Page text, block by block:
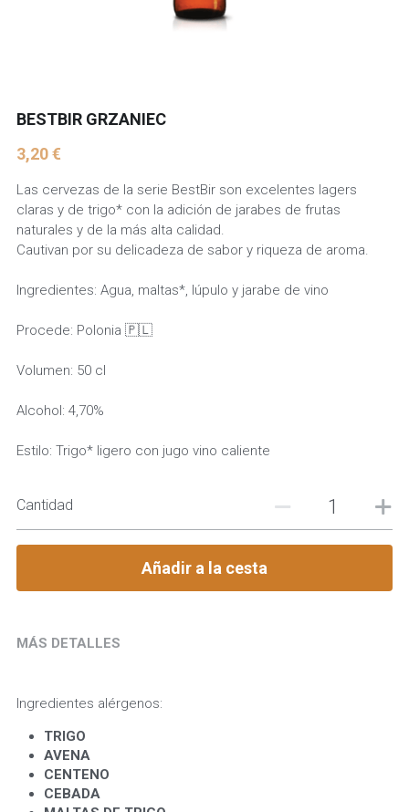
BESTBIR GRZANIEC
3,20 €
Las cervezas de la serie BestBir son excelentes lagers
claras y de trigo* con la adición de jarabes de frutas
naturales y de la más alta calidad.
Cautivan por su delicadeza de sabor y riqueza de aroma.
Ingredientes: Agua, maltas*, lúpulo y jarabe de vino
Procede: Polonia 🇵🇱
Volumen: 50 cl
Alcohol: 4,70%
Estilo: Trigo* ligero con jugo vino caliente
Cantidad
Añadir a la cesta
MÁS DETALLES
Ingredientes alérgenos:
TRIGO
AVENA
CENTENO
CEBADA